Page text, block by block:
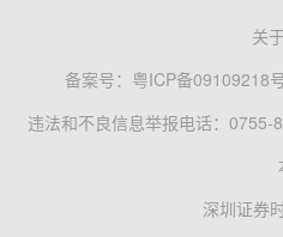
关
备案号： 粤ICP备09109218
违法和不良信息举报电话：0755-
深圳证券